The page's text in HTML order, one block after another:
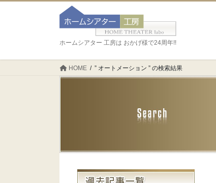
ホームシアター 工房は おかげ様で24周年!!
HOME ” オートメーション ” の検索結果